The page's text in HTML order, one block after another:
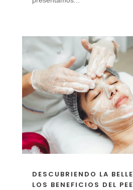
DESCUBRIENDO LA
LOS BENEFICIOS DEL